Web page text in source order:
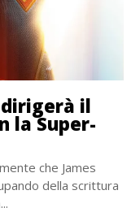
dirigerà il
la Super-
che James
della scrittura